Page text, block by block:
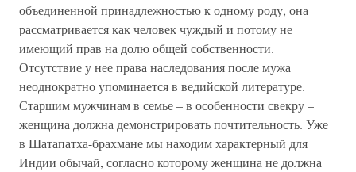
объединенной принадлежностью к одному роду, она
рассматривается как человек чуждый и потому не
имеющий прав на долю общей собственности.
Отсутствие у нее права наследования после мужа
неоднократно упоминается в ведийской литературе.
Старшим мужчинам в семье – в особенности свекру –
женщина должна демонстрировать почтительность. Уже
в Шатапатха-брахмане мы находим характерный для
Индии обычай, согласно которому женщина не должна